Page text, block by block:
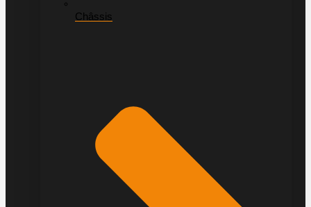
Châssis